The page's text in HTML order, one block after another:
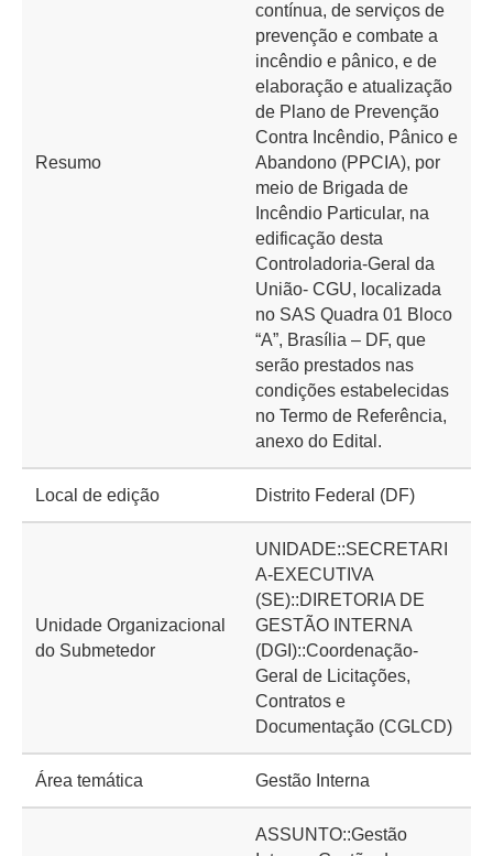
Resumo
contínua, de serviços de
prevenção e combate a
incêndio e pânico, e de
elaboração e atualização
de Plano de Prevenção
Contra Incêndio, Pânico e
Abandono (PPCIA), por
meio de Brigada de
Incêndio Particular, na
edificação desta
Controladoria-Geral da
União- CGU, localizada
no SAS Quadra 01 Bloco
“A”, Brasília – DF, que
serão prestados nas
condições estabelecidas
no Termo de Referência,
anexo do Edital.
Local de edição Distrito Federal (DF)
Unidade Organizacional
do Submetedor
UNIDADE::SECRETARI
A-EXECUTIVA
(SE)::DIRETORIA DE
GESTÃO INTERNA
(DGI)::Coordenação-
Geral de Licitações,
Contratos e
Documentação (CGLCD)
Área temática Gestão Interna
ASSUNTO::Gestão